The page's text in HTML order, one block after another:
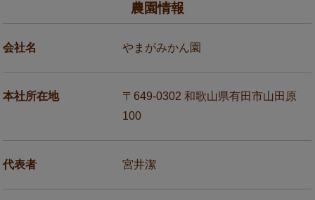
農園情報
会社名 やまがみかん園
本社所在地
〒649-0302 和歌山県有田市山田原
100
代表者 宮井潔